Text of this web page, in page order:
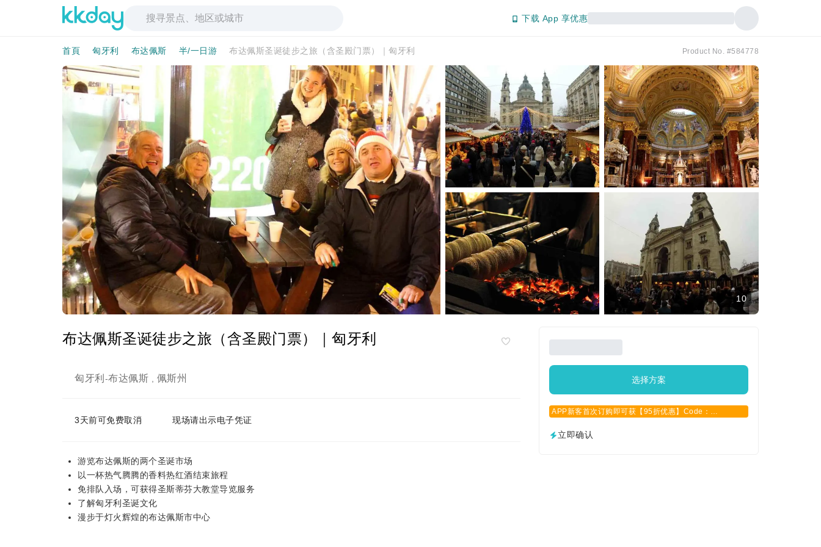
下载 App 享优惠
首頁 匈牙利 布达佩斯 半/一日游 布达佩斯圣诞徒步之旅（含圣殿门票）｜匈牙利 Product No. #584778
10
布达佩斯圣诞徒步之旅（含圣殿门票）｜匈牙利
匈牙利 -布达佩斯 佩斯州
3天前可免费取消 现场请出示电子凭证
游览布达佩斯的两个圣诞市场
以一杯热气腾腾的香料热红酒结束旅程
免排队入场，可获得圣斯蒂芬大教堂导览服务
了解匈牙利圣诞文化
漫步于灯火辉煌的布达佩斯市中心
选择方案
APP新客首次订购即可获【95折优惠】Code：
立即确认